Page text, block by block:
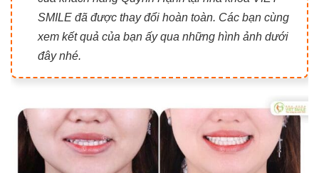
SMILE đã được thay đổi hoàn toàn. Các bạn cùng
xem kết quả của bạn ấy qua những hình ảnh dưới
đây nhé.